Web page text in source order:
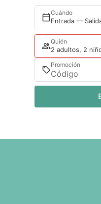
Cuándo
Entrada —
Quién
2 adultos, 2
Promoción